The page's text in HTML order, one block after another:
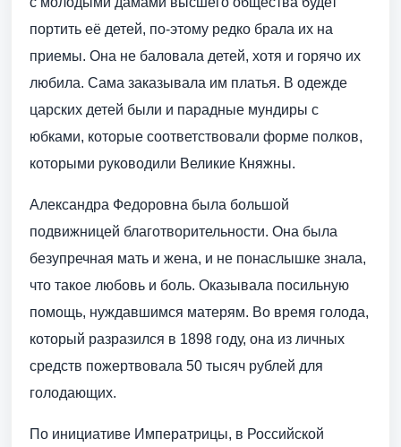
портить её детей, по-этому редко брала их на
приемы. Она не баловала детей, хотя и горячо их
любила. Сама заказывала им платья. В одежде
царских детей были и парадные мундиры с
юбками, которые соответствовали форме полков,
которыми руководили Великие Княжны.
Александра Федоровна была большой
подвижницей благотворительности. Она была
безупречная мать и жена, и не понаслышке знала,
что такое любовь и боль. Оказывала посильную
помощь, нуждавшимся матерям. Во время голода,
который разразился в 1898 году, она из личных
средств пожертвовала 50 тысяч рублей для
голодающих.
По инициативе Императрицы, в Российской